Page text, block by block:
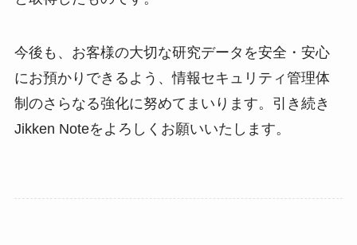
今後も、お客様の大切な研究データを安全・安心
にお預かりできるよう、情報セキュリティ管理体
制のさらなる強化に努めてまいります。引き続き
Jikken Noteをよろしくお願いいたします。